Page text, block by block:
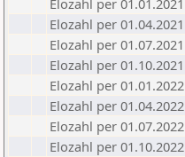
Elozahl per 01.01.2021
Elozahl per 01.04.2021
Elozahl per 01.07.2021
Elozahl per 01.10.2021
Elozahl per 01.01.2022
Elozahl per 01.04.2022
Elozahl per 01.07.2022
Elozahl per 01.10.2022